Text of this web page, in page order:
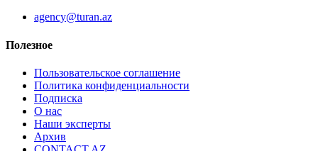
agency@turan.az
Полезное
Пользовательское соглашение
Политика конфиденциальности
Подписка
О нас
Наши эксперты
Архив